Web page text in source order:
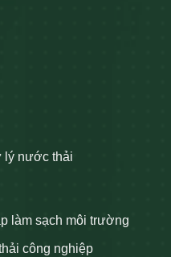
lý nước thải
làm sạch môi trường
công nghiệp